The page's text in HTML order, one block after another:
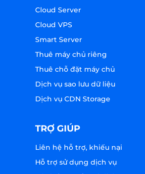
Cloud Server
Cloud VPS
Smart Server
Thuê máy chủ riêng
Thuê chỗ đặt máy chủ
Dịch vụ sao lưu dữ liệu
Dịch vụ CDN Storage
TRỢ GIÚP
Liên hệ hỗ trợ, khiếu nại
Hỗ trợ sử dụng dịch vụ